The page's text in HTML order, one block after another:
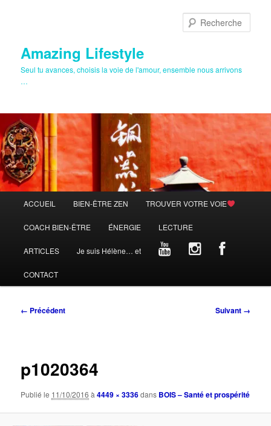
Amazing Lifestyle
Seul tu avances, choisis la voie de l'amour, ensemble nous arrivons
…
principal
ACCUEIL BIEN-ÊTRE ZEN TROUVER VOTRE VOIE
COACH BIEN-ÊTRE ÉNERGIE LECTURE
ARTICLES Je suis Hélène… et
CONTACT
Navigation
← Précédent Suivant →
p1020364
Publié le 11/10/2016 à4449 × 3336dans BOIS – Santé et prospérité